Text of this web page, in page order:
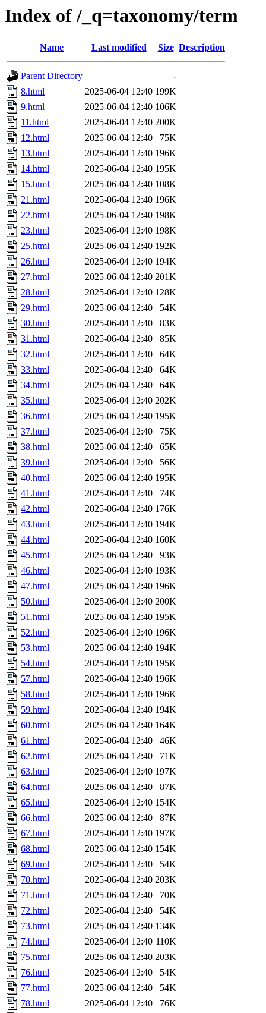
Index of /_q=taxonomy/term
Name Last modified Size Description
Parent Directory
-
8.html
2025-06-04 12:40 199K
9.html
2025-06-04 12:40 106K
11.html
2025-06-04 12:40 200K
12.html
2025-06-04 12:40
75K
13.html
2025-06-04 12:40 196K
14.html
2025-06-04 12:40 195K
15.html
2025-06-04 12:40 108K
21.html
2025-06-04 12:40 196K
22.html
2025-06-04 12:40 198K
23.html
2025-06-04 12:40 198K
25.html
2025-06-04 12:40 192K
26.html
2025-06-04 12:40 194K
27.html
2025-06-04 12:40 201K
28.html
2025-06-04 12:40 128K
29.html
2025-06-04 12:40
54K
30.html
2025-06-04 12:40
83K
31.html
2025-06-04 12:40
85K
32.html
2025-06-04 12:40
64K
33.html
2025-06-04 12:40
64K
34.html
2025-06-04 12:40
64K
35.html
2025-06-04 12:40 202K
36.html
2025-06-04 12:40 195K
37.html
2025-06-04 12:40
75K
38.html
2025-06-04 12:40
65K
39.html
2025-06-04 12:40
56K
40.html
2025-06-04 12:40 195K
41.html
2025-06-04 12:40
74K
42.html
2025-06-04 12:40 176K
43.html
2025-06-04 12:40 194K
44.html
2025-06-04 12:40 160K
45.html
2025-06-04 12:40
93K
46.html
2025-06-04 12:40 193K
47.html
2025-06-04 12:40 196K
50.html
2025-06-04 12:40 200K
51.html
2025-06-04 12:40 195K
52.html
2025-06-04 12:40 196K
53.html
2025-06-04 12:40 194K
54.html
2025-06-04 12:40 195K
57.html
2025-06-04 12:40 196K
58.html
2025-06-04 12:40 196K
59.html
2025-06-04 12:40 194K
60.html
2025-06-04 12:40 164K
61.html
2025-06-04 12:40
46K
62.html
2025-06-04 12:40
71K
63.html
2025-06-04 12:40 197K
64.html
2025-06-04 12:40
87K
65.html
2025-06-04 12:40 154K
66.html
2025-06-04 12:40
87K
67.html
2025-06-04 12:40 197K
68.html
2025-06-04 12:40 154K
69.html
2025-06-04 12:40
54K
70.html
2025-06-04 12:40 203K
71.html
2025-06-04 12:40
70K
72.html
2025-06-04 12:40
54K
73.html
2025-06-04 12:40 134K
74.html
2025-06-04 12:40 110K
75.html
2025-06-04 12:40 203K
76.html
2025-06-04 12:40
54K
77.html
2025-06-04 12:40
54K
78.html
2025-06-04 12:40
76K